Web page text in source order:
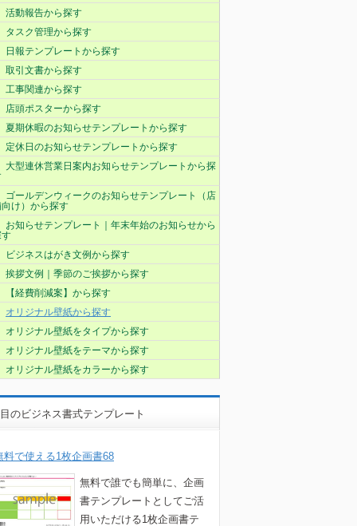
活動報告から探す
タスク管理から探す
日報テンプレートから探す
取引文書から探す
工事関連から探す
店頭ポスターから探す
夏期休暇のお知らせテンプレートから探す
定休日のお知らせテンプレートから探す
大型連休営業日案内お知らせテンプレートから探
ゴールデンウィークのお知らせテンプレート（店
け）から探す
お知らせテンプレート｜年末年始のお知らせから
ビジネスはがき文例から探す
挨拶文例｜季節のご挨拶から探す
【経費削減案】から探す
オリジナル壁紙から探す
オリジナル壁紙をタイプから探す
オリジナル壁紙をテーマから探す
オリジナル壁紙をカラーから探す
のビジネス書式テンプレート
料で使える1枚企画書68
無料で誰でも簡単に、企画
書テンプレートとしてご活
用いただける1枚企画書テ